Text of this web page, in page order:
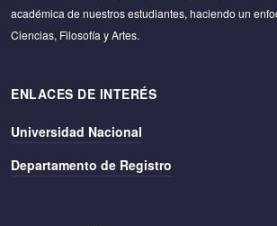
académica de nuestros estudiantes, haciendo un
Ciencias, Filosofía y Artes.
ENLACES DE INTERÉS
Universidad Nacional
Departamento de Registro